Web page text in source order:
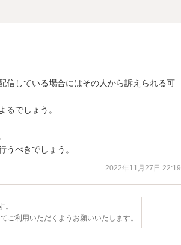
信している場合にはその人から訴えられる可
るでしょう。
うべきでしょう。
2022年11月27日 22:19
。
ご利用いただくようお願いいたします。